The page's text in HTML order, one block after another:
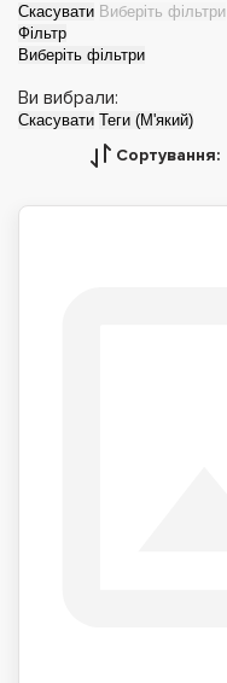
Скасувати Виберіть фільтри
Фільтр
Виберіть фільтри
Ви вибрали:
Скасувати Теги (М'який)
Сортування: